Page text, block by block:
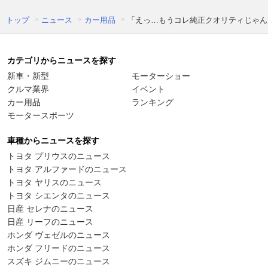
トップ ニュース カー用品 「えっ…もうコレ純正クオリティじゃ
カテゴリからニュースを探す
新車・新型
クルマ業界
カー用品
モータースポーツ
モーターショー
イベント
ランキング
車種からニュースを探す
トヨタ プリウスのニュース
トヨタ アルファードのニュース
トヨタ ヤリスのニュース
トヨタ シエンタのニュース
日産 セレナのニュース
日産 リーフのニュース
ホンダ ヴェゼルのニュース
ホンダ フリードのニュース
スズキ ジムニーのニュース